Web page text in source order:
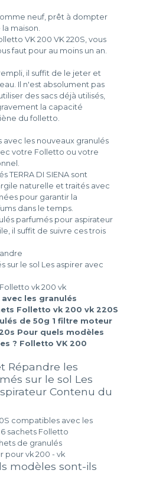
neuf, prêt à dompter
maison.
VK 200 VK 220S, vous
faut pour au moins un an.
il suffit de le jeter et
Il n'est absolument pas
des sacs déjà utilisés,
la capacité
du folletto.
avec les nouveaux granulés
votre Folletto ou votre
TERRA DI SIENA sont
naturelle et traités avec
pour garantir la
dans le temps.
parfumés pour aspirateur
il suffit de suivre ces trois
sur le sol Les aspirer avec
vk 200 vk
les granulés
Folletto vk 200 vk 220S
de 50g 1 filtre moteur
Pour quels modèles
? Folletto VK 200
Répandre les
sur le sol Les
Contenu du
compatibles avec les
sachets Folletto
de granulés
pour vk 200 - vk
modèles sont-ils